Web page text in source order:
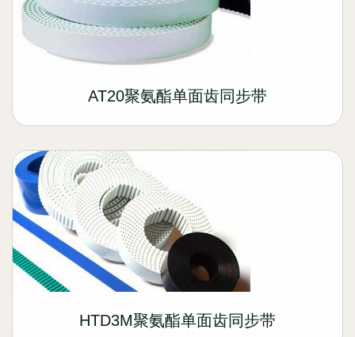
AT20聚氨酯单面齿同步带
HTD3M聚氨酯单面齿同步带